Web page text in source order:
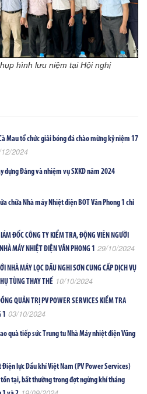
hình lưu niệm tại Hội nghị
Mau tổ chức giải bóng đá chào mừng kỷ niệm 17
2024
dựng Đảng và nhiệm vụ SXKD năm 2024
chữa Nhà máy Nhiệt điện BOT Vân Phong 1 chỉ
ĐỐC CÔNG TY KIỂM TRA, ĐỘNG VIÊN NGƯỜI
MÁY NHIỆT ĐIỆN VÂN PHONG 1 29/10/2024
NHÀ MÁY LỌC DẦU NGHI SƠN CUNG CẤP DỊCH VỤ
TÙNG THAY THẾ 10/10/2024
QUẢN TRỊ PV POWER SERVICES KIỂM TRA
1 03/10/2024
quà tiếp sức Trung tu Nhà Máy nhiệt điện Vũng
Điện lực Dầu khí Việt Nam (PV Power Services)
tại, bất thường trong đợt ngừng khí tháng